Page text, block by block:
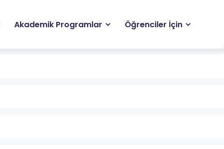
Akademik Programlar Öğrenciler İçin